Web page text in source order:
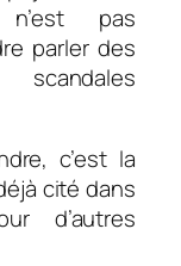
n’est pas
parler des
c’est la
cité dans
d’autres